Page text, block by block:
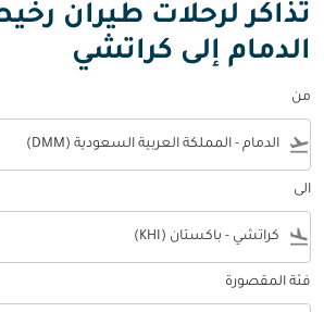
تذاكر لرحلات طيران
الدمام إلى كراتشي
من
flight_takeoff
الى
flight_land
فئة المقصورة